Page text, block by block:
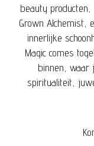
beauty producten,
Grown Alchemist,
innerlijke
Magic comes
binnen, waar
spiritualiteit,